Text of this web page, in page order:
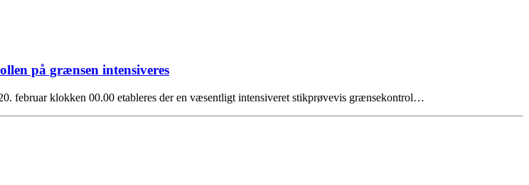
på grænsen intensiveres
februar klokken 00.00 etableres der en væsentligt intensiveret stikprøvevis grænsekontrol…